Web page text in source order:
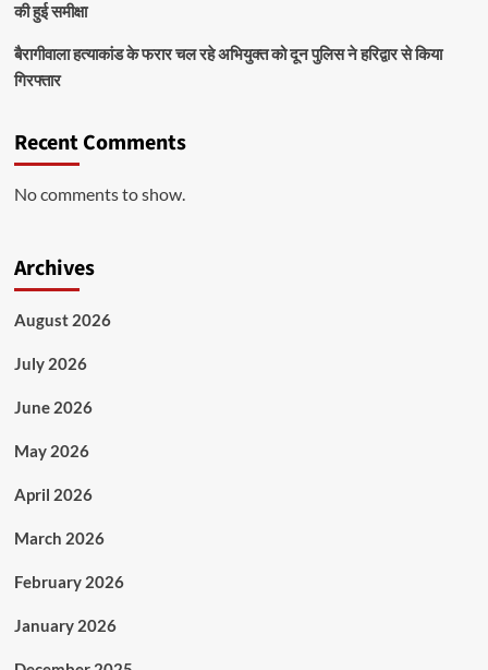
की हुई समीक्षा
बैरागीवाला हत्याकांड के फरार चल रहे अभियुक्त को दून पुलिस ने हरिद्वार से किया
गिरफ्तार
Recent Comments
No comments to show.
Archives
August 2026
July 2026
June 2026
May 2026
April 2026
March 2026
February 2026
January 2026